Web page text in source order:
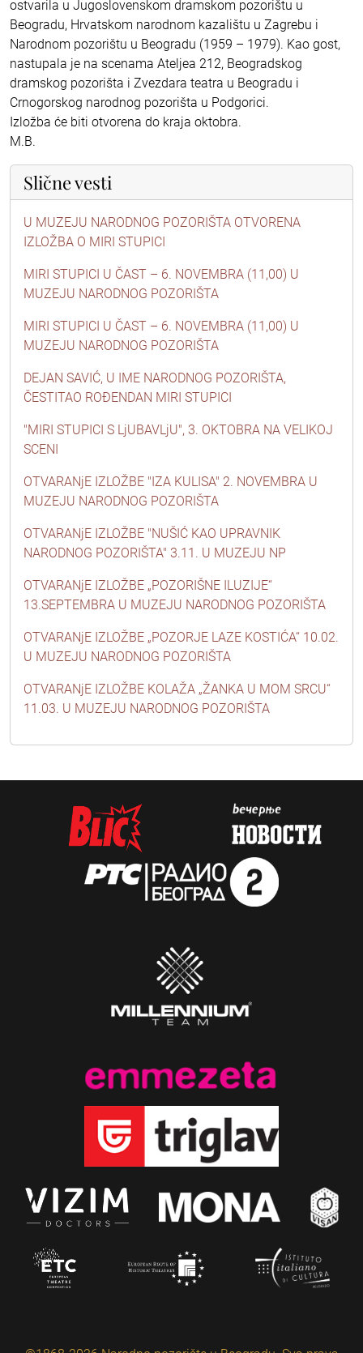
ostvarila u Jugoslovenskom dramskom pozorištu u
Beogradu, Hrvatskom narodnom kazalištu u Zagrebu i
Narodnom pozorištu u Beogradu (1959 – 1979). Kao gost,
nastupala je na scenama Ateljea 212, Beogradskog
dramskog pozorišta i Zvezdara teatra u Beogradu i
Crnogorskog narodnog pozorišta u Podgorici.
Izložba će biti otvorena do kraja oktobra.
M.B.
Slične vesti
U MUZEJU NARODNOG POZORIŠTA OTVORENA
IZLOŽBA O MIRI STUPICI
MIRI STUPICI U ČAST – 6. NOVEMBRA (11,00) U
MUZEJU NARODNOG POZORIŠTA
MIRI STUPICI U ČAST – 6. NOVEMBRA (11,00) U
MUZEJU NARODNOG POZORIŠTA
DEJAN SAVIĆ, U IME NARODNOG POZORIŠTA,
ČESTITAO ROĐENDAN MIRI STUPICI
"MIRI STUPICI S LjUBAVLjU", 3. OKTOBRA NA VELIKOJ
SCENI
OTVARANjE IZLOŽBE "IZA KULISA" 2. NOVEMBRA U
MUZEJU NARODNOG POZORIŠTA
OTVARANjE IZLOŽBE "NUŠIĆ KAO UPRAVNIK
NARODNOG POZORIŠTA" 3.11. U MUZEJU NP
OTVARANjE IZLOŽBE „POZORIŠNE ILUZIJE“
13.SEPTEMBRA U MUZEJU NARODNOG POZORIŠTA
OTVARANjE IZLOŽBE „POZORJE LAZE KOSTIĆA“ 10.02.
U MUZEJU NARODNOG POZORIŠTA
OTVARANjE IZLOŽBE KOLAŽA „ŽANKA U MOM SRCU“
11.03. U MUZEJU NARODNOG POZORIŠTA